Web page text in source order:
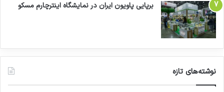
برپایی پاویون ایران در نمایشگاه اینترچارم مسکو
نوشته‌های تازه